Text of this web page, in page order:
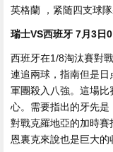
英格蘭 ，紧随四支球
瑞士VS西班牙 7月3日
西班牙在1/8淘汰賽對戰
連追兩球，指南但
軍團殺入八強 。這場
心。需要指出的牙先
對戰克羅地亞的加時賽
恩裏克來說也是巨大的收獲